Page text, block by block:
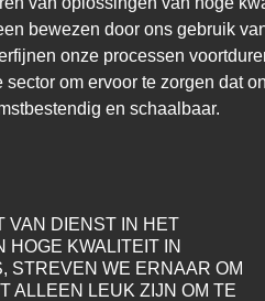
bewezen door ons gebruik
onze processen
om ervoor te zorgen dat
en schaalbaar.
VAN DIENST IN HET
HOGE KWALITEIT IN
STREVEN WE ERNAAR OM
ALLEEN LEUK ZIJN OM TE